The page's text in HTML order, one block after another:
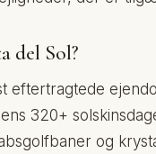
del Sol?
eftertragtede
320+
og